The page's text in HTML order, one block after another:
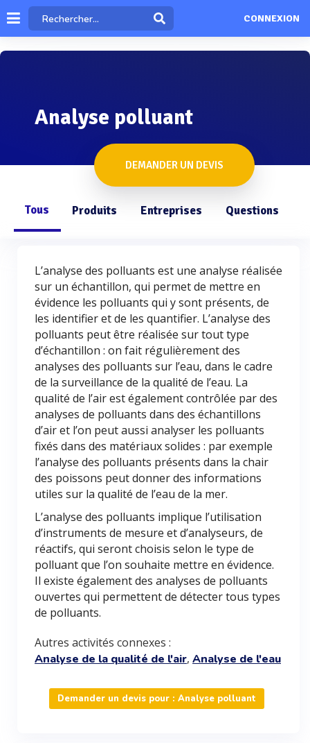
CONNEXION
Analyse polluant
DEMANDER UN DEVIS
Tous Produits Entreprises Questions
L’analyse des polluants est une analyse réalisée
sur un échantillon, qui permet de mettre en
évidence les polluants qui y sont présents, de
les identifier et de les quantifier. L’analyse des
polluants peut être réalisée sur tout type
d’échantillon : on fait régulièrement des
analyses des polluants sur l’eau, dans le cadre
de la surveillance de la qualité de l’eau. La
qualité de l’air est également contrôlée par des
analyses de polluants dans des échantillons
d’air et l’on peut aussi analyser les polluants
fixés dans des matériaux solides : par exemple
l’analyse des polluants présents dans la chair
des poissons peut donner des informations
utiles sur la qualité de l’eau de la mer.
L’analyse des polluants implique l’utilisation
d’instruments de mesure et d’analyseurs, de
réactifs, qui seront choisis selon le type de
polluant que l’on souhaite mettre en évidence.
Il existe également des analyses de polluants
ouvertes qui permettent de détecter tous types
de polluants.
Autres activités connexes :
Analyse de la qualité de l'air, Analyse de l'eau
Demander un devis pour : Analyse polluant